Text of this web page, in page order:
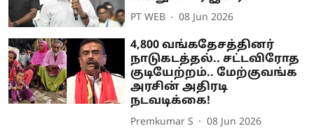
PT WEB 08 Jun 2026
4,800 வங்கதேசத்தினர்
நாடுகடத்தல்.. சட்டவிரோத
குடியேற்றம்.. மேற்குவங்க
அரசின் அதிரடி
நடவடிக்கை!
Premkumar S 08 Jun 2026